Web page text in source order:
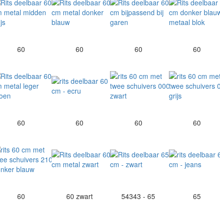
60 60 60 60
60 60 60 60
60 60 zwart 54343 - 65 65